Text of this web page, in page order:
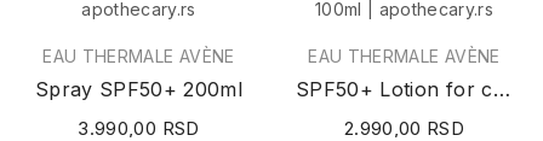
EAU THERMALE AVÈNE
Spray SPF50+ 200ml
3.990,00 RSD
EAU THERMALE AVÈNE
SPF50+ Lotion for children 100ml
2.990,00 RSD